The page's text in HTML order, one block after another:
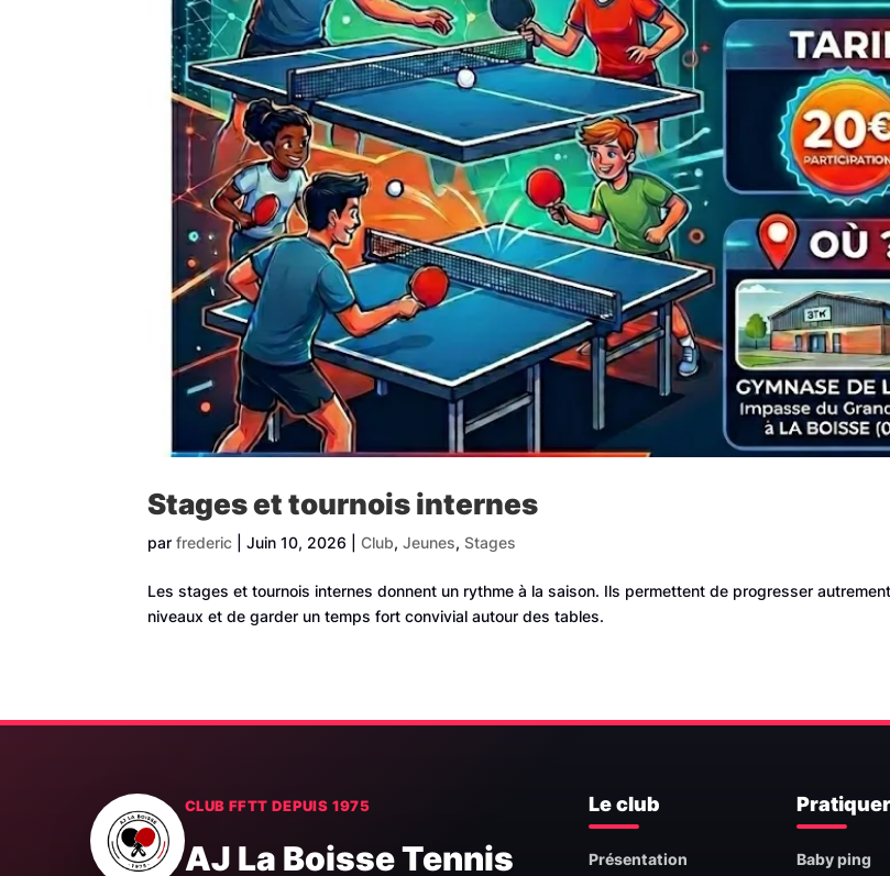
Stages et tournois internes
parfrederic |Juin 10, 2026 |Club,Jeunes,Stages
Les stages et tournois internes donnent un rythme à la saison. Ils permettent de progresser
niveaux et de garder un temps fort convivial autour des tables.
CLUB FFTT DEPUIS 1975
AJ La Boisse Tennis
Le club
Présentation
Pratiquer
Baby ping